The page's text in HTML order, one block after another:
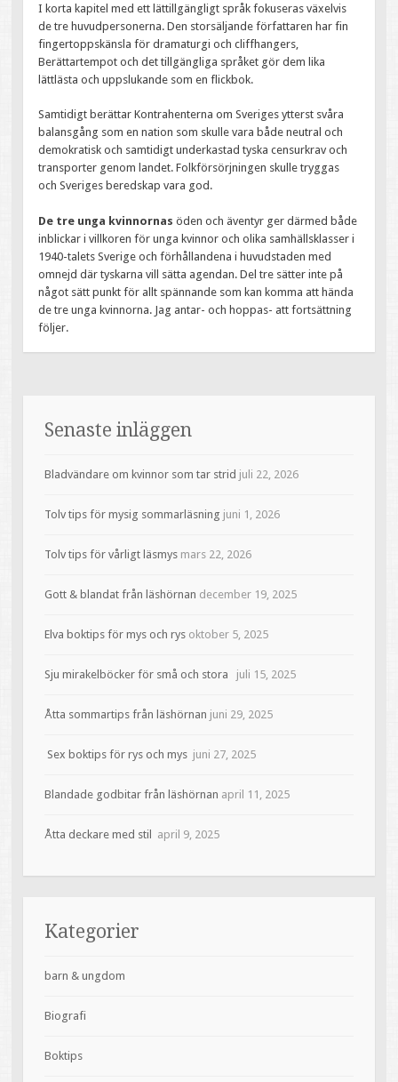
I korta kapitel med ett lättillgängligt språk fokuseras växelvis
de tre huvudpersonerna. Den storsäljande författaren har fin
fingertoppskänsla för dramaturgi och cliffhangers,
Berättartempot och det tillgängliga språket gör dem lika
lättlästa och uppslukande som en flickbok.
Samtidigt berättar Kontrahenterna om Sveriges ytterst svåra
balansgång som en nation som skulle vara både neutral och
demokratisk och samtidigt underkastad tyska censurkrav och
transporter genom landet. Folkförsörjningen skulle tryggas
och Sveriges beredskap vara god.
De tre unga kvinnornas öden och äventyr ger därmed både
inblickar i villkoren för unga kvinnor och olika samhällsklasser i
1940-talets Sverige och förhållandena i huvudstaden med
omnejd där tyskarna vill sätta agendan. Del tre sätter inte på
något sätt punkt för allt spännande som kan komma att hända
de tre unga kvinnorna. Jag antar- och hoppas- att fortsättning
följer.
Senaste inläggen
Bladvändare om kvinnor som tar strid juli 22, 2026
Tolv tips för mysig sommarläsning juni 1, 2026
Tolv tips för vårligt läsmys mars 22, 2026
Gott & blandat från läshörnan december 19, 2025
Elva boktips för mys och rys oktober 5, 2025
Sju mirakelböcker för små och stora juli 15, 2025
Åtta sommartips från läshörnan juni 29, 2025
Sex boktips för rys och mys juni 27, 2025
Blandade godbitar från läshörnan april 11, 2025
Åtta deckare med stil april 9, 2025
Kategorier
barn & ungdom
Biografi
Boktips